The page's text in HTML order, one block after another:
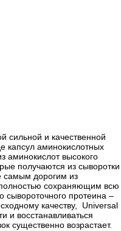
сильной и качественной
капсул аминокислотных
аминокислот высокого
получаются из сыворотки
самым дорогим из
сохраняющим всю
сывороточного протеина –
качеству, Universal
и восстанавливаться
существенно возрастает.